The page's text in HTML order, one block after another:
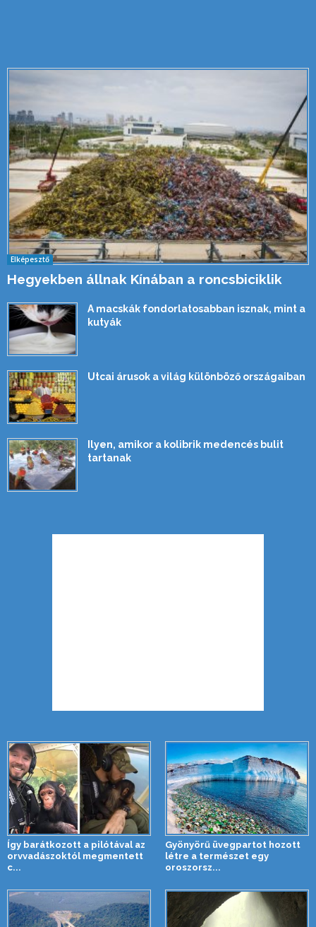
Elképesztő
Hegyekben állnak Kínában a roncsbiciklik
A macskák fondorlatosabban isznak, mint a
kutyák
Utcai árusok a világ különböző országaiban
Ilyen, amikor a kolibrik medencés bulit
tartanak
Így barátkozott a pilótával az
orvvadászoktól megmentett
c...
Gyönyörű üvegpartot hozott
létre a természet egy
oroszorsz...